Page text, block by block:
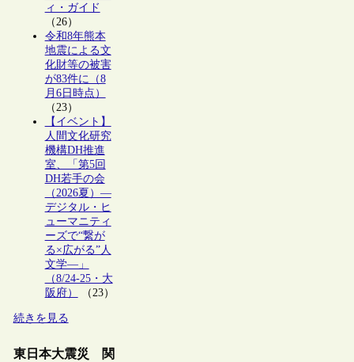
ィ・ガイド
（26）
令和8年熊本
地震による文
化財等の被害
が83件に（8
月6日時点）
（23）
【イベント】
人間文化研究
機構DH推進
室、「第5回
DH若手の会
（2026夏）―
デジタル・ヒ
ューマニティ
ーズで“繋が
る×広がる”人
文学―」
（8/24-25・大
阪府）
（23）
続きを見る
東日本大震災 関